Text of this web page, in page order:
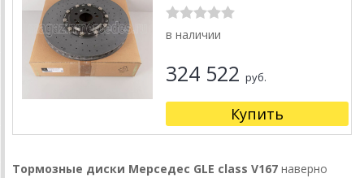
в наличии
324 522 руб.
Купить
Тормозные диски Мерседес GLE class V167 наверно